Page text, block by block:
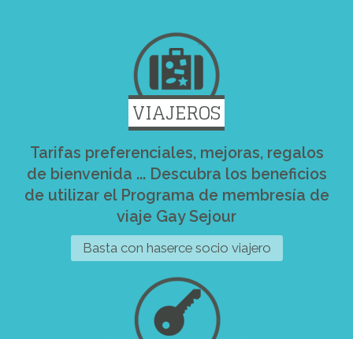
VIAJEROS
Tarifas preferenciales, mejoras, regalos
de bienvenida ... Descubra los beneficios
de utilizar el Programa de membresía de
viaje Gay Sejour
Basta con haserce socio viajero